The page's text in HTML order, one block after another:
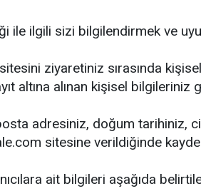
ile ilgili sizi bilgilendirmek ve
ziyaretiniz sırasında
altına alınan kişisel
posta adresiniz, doğum
sitesine verildiğinde
ait bilgileri aşağıda